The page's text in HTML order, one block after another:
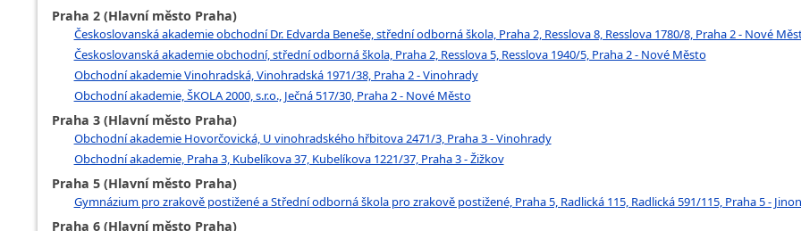
Praha 2 (Hlavní město Praha)
Českoslovanská akademie obchodní Dr. Edvarda Beneše, střední odborná škola, Praha 2, Resslova 8, Resslova 1780/8, Praha 2 - Nové
Českoslovanská akademie obchodní, střední odborná škola, Praha 2, Resslova 5, Resslova 1940/5, Praha 2 - Nové Město
Obchodní akademie Vinohradská, Vinohradská 1971/38, Praha 2 - Vinohrady
Obchodní akademie, ŠKOLA 2000, s.r.o., Ječná 517/30, Praha 2 - Nové Město
Praha 3 (Hlavní město Praha)
Obchodní akademie Hovorčovická, U vinohradského hřbitova 2471/3, Praha 3 - Vinohrady
Obchodní akademie, Praha 3, Kubelíkova 37, Kubelíkova 1221/37, Praha 3 - Žižkov
Praha 5 (Hlavní město Praha)
Gymnázium pro zrakově postižené a Střední odborná škola pro zrakově postižené, Praha 5, Radlická 115, Radlická 591/115, Praha 5 -
Praha 6 (Hlavní město Praha)